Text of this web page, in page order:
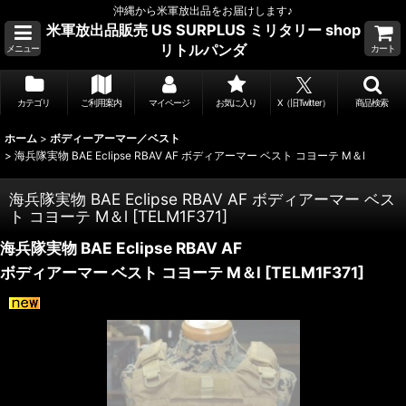
沖縄から米軍放出品をお届けします♪
メニュー
米軍放出品販売 US SURPLUS ミリタリー shop
リトルパンダ
カート
カテゴリ ご利用案内 マイページ お気に入り X（旧Twitter） 商品検索
ホーム > ボディーアーマー／ベスト
> 海兵隊実物 BAE Eclipse RBAV AF ボディアーマー ベスト コヨーテ M＆l
海兵隊実物 BAE Eclipse RBAV AF ボディアーマー ベス
ト コヨーテ M＆l [TELM1F371]
海兵隊実物 BAE Eclipse RBAV AF
ボディアーマー ベスト コヨーテ M＆l [TELM1F371]